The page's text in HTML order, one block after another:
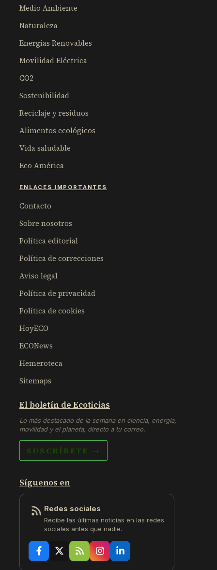
Medio Ambiente
Naturaleza
Energías Renovables
Movilidad Eléctrica
CO2
Sostenibilidad
Reciclaje y residuos
Alimentos ecológicos
Vida saludable
Eco América
ENLACES IMPORTANTES
Contacto
Sobre nosotros
Política editorial
Política de correcciones
Aviso legal
Política de privacidad
Política de cookies
HoyECO
ECONews
Hemeroteca
Sitemaps
El boletín de Ecoticias
Lo más destacado de la semana en ciencia, energía,
movilidad y el planeta, directo a tu correo.
SUSCRÍBETE →
Síguenos en
Redes sociales
Recibe las últimas noticias en las redes
sociales antes que nadie.